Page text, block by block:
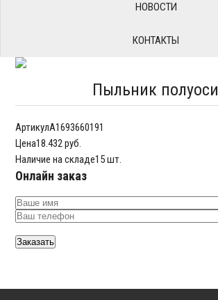
НОВОСТИ
КОНТАКТЫ
Пыльник полуоси
АртикулA1693660191
Цена18.432 руб.
Наличие на складе15 шт.
Онлайн заказ